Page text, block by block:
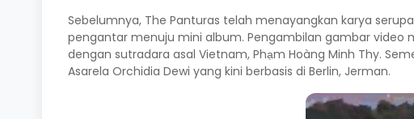
Sebelumnya, The Panturas telah menayangkan karya
pengantar menuju mini album. Pengambilan gambar video
dengan sutradara asal Vietnam, Phạm Hoàng Minh Thy.
Asarela Orchidia Dewi yang kini berbasis di Berlin, Jerman.